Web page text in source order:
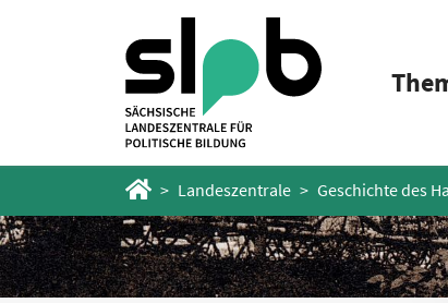
Startseite
Landeszentrale Geschichte des